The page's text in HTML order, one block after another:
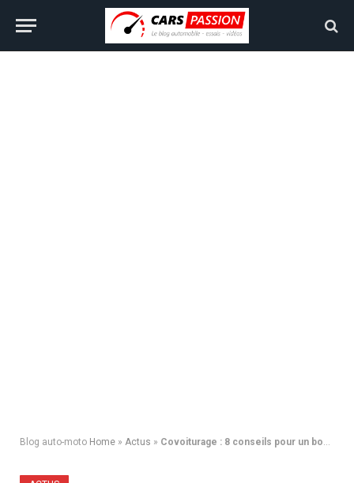
Blog auto-moto Home » Actus » Covoiturage : 8 conseils pour un bon voyage zen !